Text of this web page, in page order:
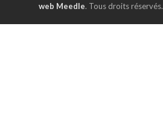
web Meedle. Tous droits réservés.